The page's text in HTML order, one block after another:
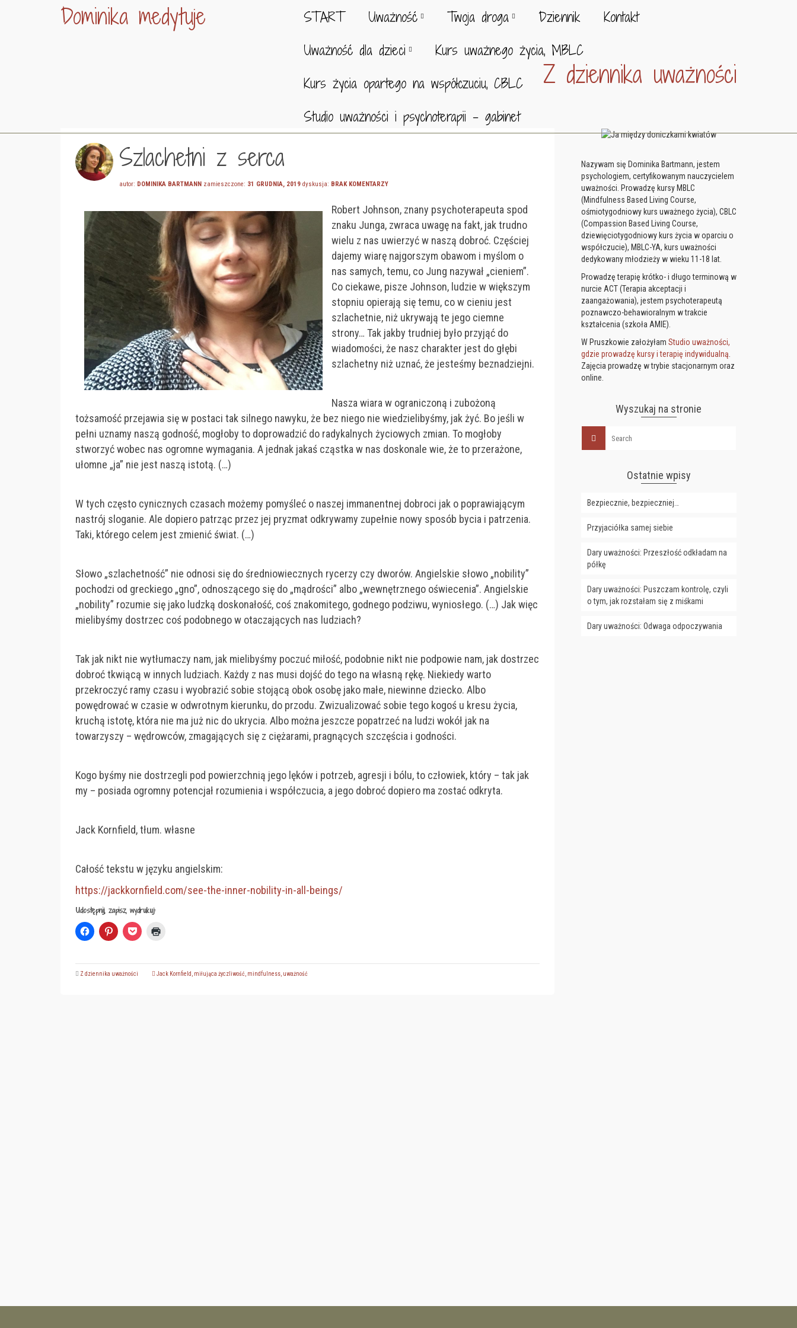
Dominika medytuje START Uważność Twoja droga Dziennik
Kontakt
Uważność dla dzieci
Kurs uważnego życia, MBLC
Kurs życia opartego na współczuciu, CBLC
Studio uważności i psychoterapii – gabinet
Z dziennika uważności
Szlachetni z serca
autor: DOMINIKA BARTMANN zamieszczone: 31 GRUDNIA, 2019 dyskusja: BRAK KOMENTARZY
Robert Johnson, znany psychoterapeuta spod
znaku Junga, zwraca uwagę na fakt, jak trudno
wielu z nas uwierzyć w naszą dobroć. Częściej
dajemy wiarę najgorszym obawom i myślom o
nas samych, temu, co Jung nazywał „cieniem”.
Co ciekawe, pisze Johnson, ludzie w większym
stopniu opierają się temu, co w cieniu jest
szlachetnie, niż ukrywają te jego ciemne
strony… Tak jakby trudniej było przyjąć do
wiadomości, że nasz charakter jest do głębi
szlachetny niż uznać, że jesteśmy beznadziejni.
Nasza wiara w ograniczoną i zubożoną
tożsamość przejawia się w postaci tak silnego nawyku, że bez niego nie wiedzielibyśmy, jak żyć. Bo jeśli w
pełni uznamy naszą godność, mogłoby to doprowadzić do radykalnych życiowych zmian. To mogłoby
stworzyć wobec nas ogromne wymagania. A jednak jakaś cząstka w nas doskonale wie, że to przerażone,
ułomne „ja” nie jest naszą istotą. (…)
W tych często cynicznych czasach możemy pomyśleć o naszej immanentnej dobroci jak o poprawiającym
nastrój sloganie. Ale dopiero patrząc przez jej pryzmat odkrywamy zupełnie nowy sposób bycia i patrzenia.
Taki, którego celem jest zmienić świat. (…)
Słowo „szlachetność” nie odnosi się do średniowiecznych rycerzy czy dworów. Angielskie słowo „nobility”
pochodzi od greckiego „gno”, odnoszącego się do „mądrości” albo „wewnętrznego oświecenia”. Angielskie
„nobility” rozumie się jako ludzką doskonałość, coś znakomitego, godnego podziwu, wyniosłego. (…) Jak więc
mielibyśmy dostrzec coś podobnego w otaczających nas ludziach?
Tak jak nikt nie wytłumaczy nam, jak mielibyśmy poczuć miłość, podobnie nikt nie podpowie nam, jak dostrzec
dobroć tkwiącą w innych ludziach. Każdy z nas musi dojść do tego na własną rękę. Niekiedy warto
przekroczyć ramy czasu i wyobrazić sobie stojącą obok osobę jako małe, niewinne dziecko. Albo
powędrować w czasie w odwrotnym kierunku, do przodu. Zwizualizować sobie tego kogoś u kresu życia,
kruchą istotę, która nie ma już nic do ukrycia. Albo można jeszcze popatrzeć na ludzi wokół jak na
towarzyszy – wędrowców, zmagających się z ciężarami, pragnących szczęścia i godności.
Kogo byśmy nie dostrzegli pod powierzchnią jego lęków i potrzeb, agresji i bólu, to człowiek, który – tak jak
my – posiada ogromny potencjał rozumienia i współczucia, a jego dobroć dopiero ma zostać odkryta.
Jack Kornfield, tłum. własne
Całość tekstu w języku angielskim:
https://jackkornfield.com/see-the-inner-nobility-in-all-beings/
Udostępnij, zapisz, wydrukuj:
Click
to
in
Click
to
in
Click
to
window)
Z dziennika uważności Jack Kornfield miłująca życzliwość mindfulness uważność
Nazywam się Dominika Bartmann, jestem
psychologiem, certyfikowanym nauczycielem
uważności. Prowadzę kursy MBLC
(Mindfulness Based Living Course,
ośmiotygodniowy kurs uważnego życia), CBLC
(Compassion Based Living Course,
dziewięciotygodniowy kurs życia w oparciu o
współczucie), MBLC-YA, kurs uważności
dedykowany młodzieży w wieku 11-18 lat.
Prowadzę terapię krótko- i długo terminową w
nurcie ACT (Terapia akceptacji i
zaangażowania), jestem psychoterapeutą
poznawczo-behawioralnym w trakcie
kształcenia (szkoła AMIE).
W Pruszkowie założyłam Studio uważności,
gdzie prowadzę kursy i terapię indywidualną.
Zajęcia prowadzę w trybie stacjonarnym oraz
online.
Wyszukaj na stronie
Ostatnie wpisy
Bezpiecznie, bezpieczniej…
Przyjaciółka samej siebie
Dary uważności: Przeszłość odkładam na
półkę
Dary uważności: Puszczam kontrolę, czyli
o tym, jak rozstałam się z miśkami
Dary uważności: Odwaga odpoczywania